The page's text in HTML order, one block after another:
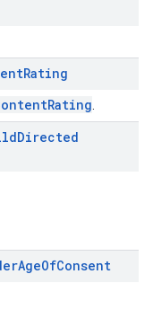
Rating
Directed
AgeOfConsent